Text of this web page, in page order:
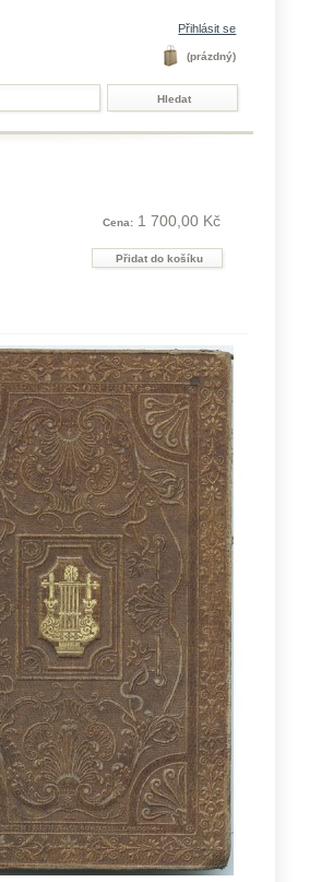
Přihlásit se
(prázdný)
Cena: 1 700,00 Kč